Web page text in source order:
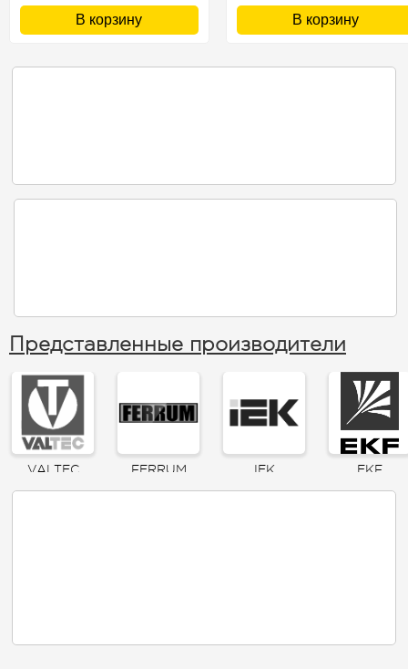
В корзину В корзину
Представленные производители
VALTEC FERRUM IEK EKF